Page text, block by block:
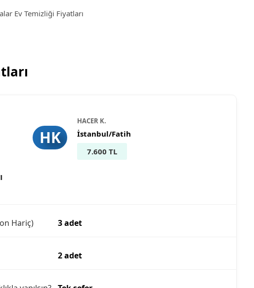
Ev Temizliği Fiyatları
HK
HACER K.
İstanbul/Fatih
7.600 TL
Hariç) 3 adet
2 adet